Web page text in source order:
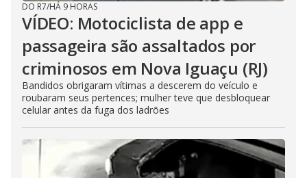
DO R7/HÁ 9 HORAS
VÍDEO: Motociclista de app e
passageira são assaltados por
criminosos em Nova Iguaçu (RJ)
Bandidos obrigaram vítimas a descerem do veículo e
roubaram seus pertences; mulher teve que desbloquear
celular antes da fuga dos ladrões